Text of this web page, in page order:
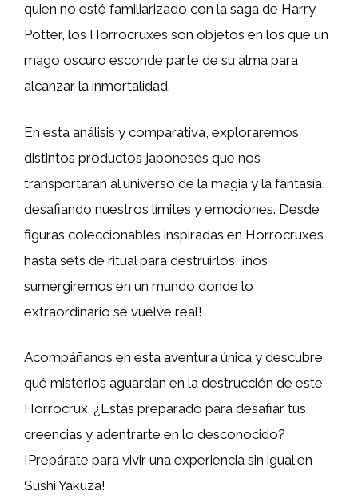
quien no esté familiarizado con la saga de Harry
Potter, los Horrocruxes son objetos en los que un
mago oscuro esconde parte de su alma para
alcanzar la inmortalidad.
En esta análisis y comparativa, exploraremos
distintos productos japoneses que nos
transportarán al universo de la magia y la fantasía,
desafiando nuestros límites y emociones. Desde
figuras coleccionables inspiradas en Horrocruxes
hasta sets de ritual para destruirlos, ¡nos
sumergiremos en un mundo donde lo
extraordinario se vuelve real!
Acompáñanos en esta aventura única y descubre
qué misterios aguardan en la destrucción de este
Horrocrux. ¿Estás preparado para desafiar tus
creencias y adentrarte en lo desconocido?
¡Prepárate para vivir una experiencia sin igual en
Sushi Yakuza!